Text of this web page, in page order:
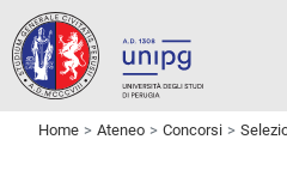
Home Ateneo Concorsi